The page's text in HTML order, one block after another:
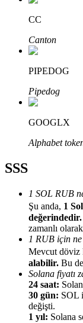
Kullanıcı
Yönlendirme
Arkadaşını
BTC Welcome
CC
Canton
PIPEDOG
Pipedog
GOOGLX
Alphabet
SSS
1 SOL RUB
Şu anda, 1
değerindedir.
zamanlı
1 RUB için
Mevcut döviz
alabilir. Bu
Solana fiyatı
24 saat:
30 gün: SOL
değişti.
1 yıl: Solana